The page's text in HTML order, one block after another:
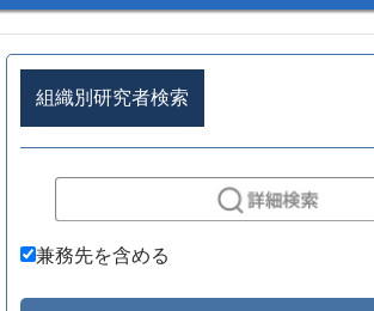
組織別研究者検索
兼務先を含める